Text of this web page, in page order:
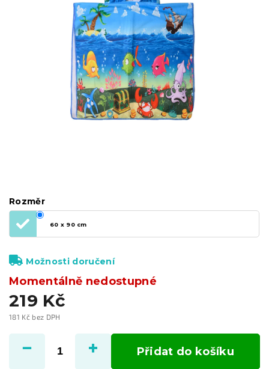
219 Kč
181 Kč bez DPH
cena:
Momentálně nedostupné
Rozměr
60 x 90 cm
Možnosti doručení
Přidat do košíku